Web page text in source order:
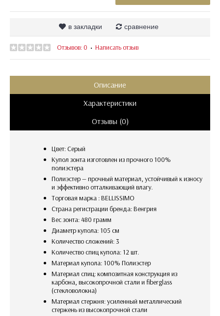
в закладки сравнение
Отзывов: 0 • Написать отзыв
Описание
Характеристики
Отзывы (0)
Цвет: Серый
Купол зонта изготовлен из прочного 100%
полиэстера
Полиэстер — прочный материал, устойчивый к износу
и эффективно отталкивающий влагу.
Торговая марка : BELLISSIMO
Страна регистрации бренда: Венгрия
Вес зонта: 480 грамм
Диаметр купола: 105 см
Количество сложений: 3
Количество спиц купола: 12 шт.
Материал купола: 100% Полиэстер
Материал спиц: композитная конструкция из
карбона, высокопрочной стали и fiberglass
(стекловолокна)
Материал стержня: усиленный металлический
стержень из высокопрочной стали